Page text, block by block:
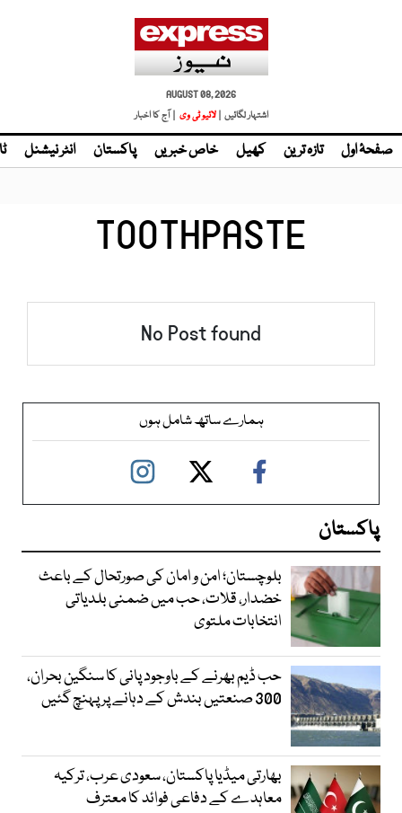
AUGUST 08, 2026
اشتہار لگائیں | لائیو ٹی وی | آج کا اخبار
صفحۂ اول تازہ ترین کھیل خاص خبریں پاکستان انٹر نیشنل
TOOTHPASTE
No Post found
ہمارے ساتھ شامل ہوں
پاکستان
بلوچستان؛ امن و امان کی صورتحال کے باعث
خضدار، قلات، حب میں ضمنی بلدیاتی
انتخابات ملتوی
حب ڈیم بھرنے کے باوجود پانی کا سنگین بحران،
300 صنعتیں بندش کے دہانے پر پہنچ گئیں
بھارتی میڈیا پاکستان، سعودی عرب، ترکیہ
معاہدے کے دفاعی فوائد کا معترف